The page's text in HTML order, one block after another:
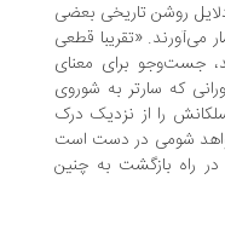
تاریخی بعضی
«تقریبا قطعی
برای معنای
سارتر به شوروی
را از نزدیک درک
شومی در دست است
بازگشت به چنین